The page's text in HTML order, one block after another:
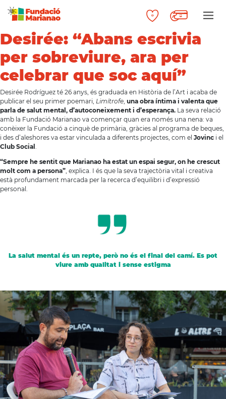
Desirée: “Abans escrivia
per sobreviure, ara per
celebrar que soc aquí”
Desirée Rodríguez té 26 anys, és graduada en Història de l’Art i acaba de
publicar el seu primer poemari, Limítrofe, una obra íntima i valenta que
parla de salut mental, d’autoconeixement i d’esperança. La seva relació
amb la Fundació Marianao va començar quan era només una nena: va
conèixer la Fundació a cinquè de primària, gràcies al programa de beques,
i des d’aleshores va estar vinculada a diferents projectes, com el Jovinc i el
Club Social .
“Sempre he sentit que Marianao ha estat un espai segur, on he crescut
molt com a persona”, explica. I és que la seva trajectòria vital i creativa
està profundament marcada per la recerca d’equilibri i d’expressió
personal.
La salut mental és un repte, però no és el final del camí. Es pot
viure amb qualitat i sense estigma